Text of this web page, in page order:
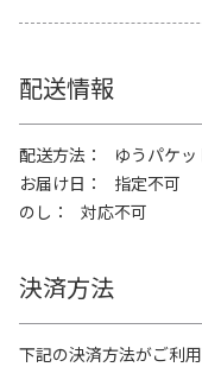
配送情報
配送方法
ゆうパケッ
お届け日
指定不可
のし
対応不可
決済方法
下記の決済方法がご利用